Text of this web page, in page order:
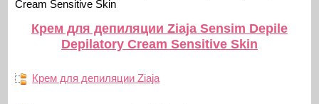
Крем для депиляции Ziaja Sensim Depile
Depilatory Cream Sensitive Skin
Крем для депиляции Ziaja